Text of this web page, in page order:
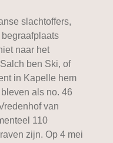
slachtoffers,
naar het
ben Ski, of
in Kapelle hem
als no. 46
van
110
zijn. Op 4 mei